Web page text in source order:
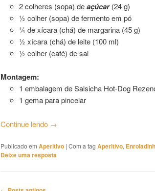
2 colheres (sopa) deaçúcar(24 g)
½ colher (sopa) de fermento em pó
¼ de xícara (chá) de margarina (45 g)
½ xícara (chá) de leite (100 ml)
½ colher (café) de sal
Montagem:
1 embalagem de Salsicha Hot-Dog
1 gema para pincelar
Continue lendo →
Publicado em Aperitivo | Com a tag Aperitivo,
Deixe uma resposta